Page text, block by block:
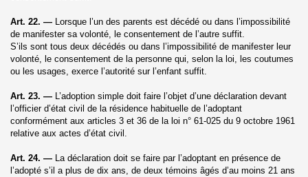
Art. 22. — Lorsque l’un des parents est décédé ou dans l’impossibilité
de manifester sa volonté, le consentement de l’autre suffit.
S’ils sont tous deux décédés ou dans l’impossibilité de manifester leur
volonté, le consentement de la personne qui, selon la loi, les coutumes
ou les usages, exerce l’autorité sur l’enfant suffit.
Art. 23. — L’adoption simple doit faire l’objet d’une déclaration devant
l’officier d’état civil de la résidence habituelle de l’adoptant
conformément aux articles 3 et 36 de la loi n° 61-025 du 9 octobre 1961
relative aux actes d’état civil.
Art. 24. — La déclaration doit se faire par l’adoptant en présence de
l’adopté s’il a plus de dix ans, de deux témoins âgés d’au moins 21 ans